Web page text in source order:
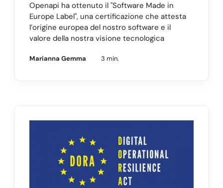
Openapi ha ottenuto il "Software Made in
Europe Label", una certificazione che attesta
l’origine europea del nostro software e il
valore della nostra visione tecnologica
Marianna Gemma 3 min.